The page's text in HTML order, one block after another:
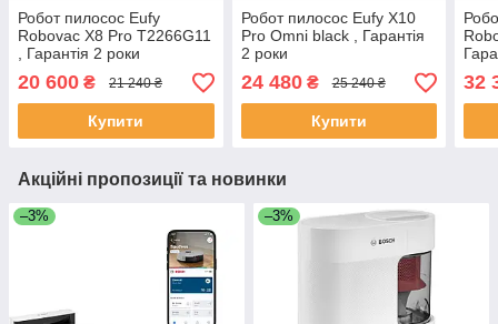
Робот пилосос Eufy
Robovac X8 Pro T2266G11
, Гарантія 2 роки
20 600 ₴ 21 240 ₴
Купити
Робот пилосос Eufy X10
Pro Omni black , Гарантія
2 роки
24 480₴ 25 240 ₴
Купити
32
Акційні пропозиції та новинки
–3% –3%